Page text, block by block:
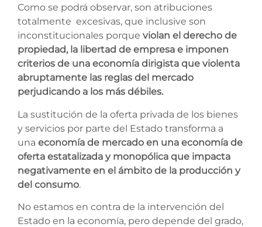
Como se podrá observar, son atribuciones
totalmente excesivas, que inclusive son
inconstitucionales porque violan el derecho de
propiedad, la libertad de empresa e imponen
criterios de una economía dirigista que violenta
abruptamente las reglas del mercado
perjudicando a los más débiles.
La sustitución de la oferta privada de los bienes
y servicios por parte del Estado transforma a
una economía de mercado en una economía de
oferta estatalizada y monopólica que impacta
negativamente en el ámbito de la producción y
del consumo.
No estamos en contra de la intervención del
Estado en la economía, pero depende del grado,